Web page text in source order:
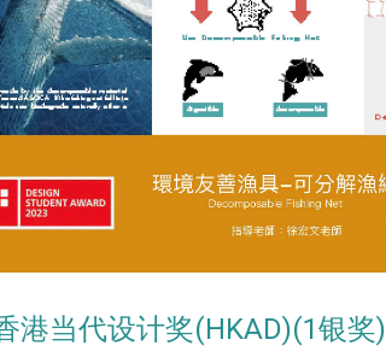
港当代设计奖(HKAD)(1银奖)